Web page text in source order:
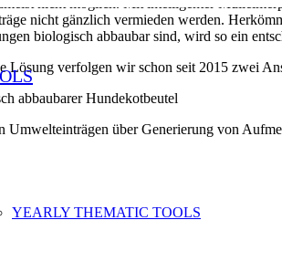
YEARLY THEMATIC TOOLS
nicht möglich. Mit intelligenter
nicht gänzlich vermieden werden.
biologisch abbaubar sind, wird so ein
Lösung verfolgen wir schon seit 2015 zwei
abbaubarer Hundekotbeutel
Umwelteinträgen über Generierung von
und Nutzung – und damit das Problem
ein freiwilliger Service, weshalb einige Städte
abbaubar sind, und mit
biologische Abbaubarkeit der Beutel findet
zwischen 20-30 Grad abbaubar sind.
biologischer-abbau/).